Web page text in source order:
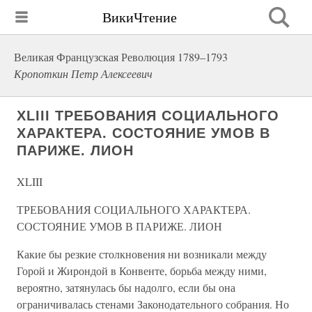
ВикиЧтение
Великая Французская Революция 1789–1793
Кропоткин Петр Алексеевич
XLIII ТРЕБОВАНИЯ СОЦИАЛЬНОГО
ХАРАКТЕРА. СОСТОЯНИЕ УМОВ В
ПАРИЖЕ. ЛИОН
XLIII
ТРЕБОВАНИЯ СОЦИАЛЬНОГО ХАРАКТЕРА.
СОСТОЯНИЕ УМОВ В ПАРИЖЕ. ЛИОН
Какие бы резкие столкновения ни возникали между
Горой и Жирондой в Конвенте, борьба между ними,
вероятно, затянулась бы надолго, если бы она
ограничивалась стенами Законодательного собрания. Но